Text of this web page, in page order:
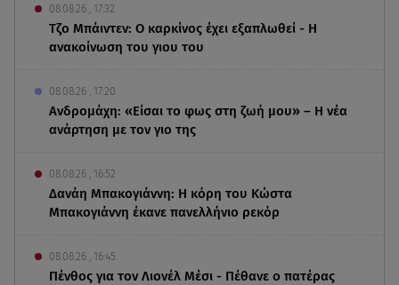
08.08.26 , 17:32
Τζο Μπάιντεν: Ο καρκίνος έχει εξαπλωθεί - Η
ανακοίνωση του γιου του
08.08.26 , 17:20
Ανδρομάχη: «Είσαι το φως στη ζωή μου» – Η νέα
ανάρτηση με τον γιο της
08.08.26 , 16:52
Δανάη Μπακογιάννη: Η κόρη του Κώστα
Μπακογιάννη έκανε πανελλήνιο ρεκόρ
08.08.26 , 16:45
Πένθος για τον Λιονέλ Μέσι - Πέθανε ο πατέρας